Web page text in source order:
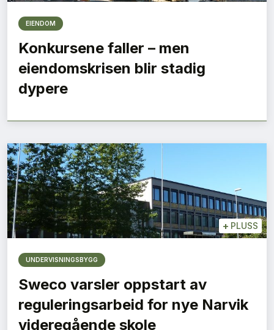
EIENDOM
Konkursene faller – men
eiendomskrisen blir stadig
dypere
+ PLUSS
UNDERVISNINGSBYGG
Sweco varsler oppstart av
reguleringsarbeid for nye Narvik
videregående skole